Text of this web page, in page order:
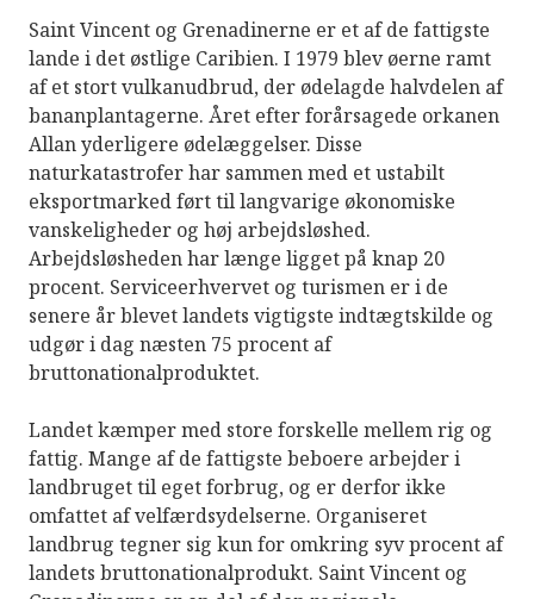
Saint Vincent og Grenadinerne er et af de fattigste
lande i det østlige Caribien. I 1979 blev øerne ramt
af et stort vulkanudbrud, der ødelagde halvdelen af
​​bananplantagerne. Året efter forårsagede orkanen
Allan yderligere ødelæggelser. Disse
naturkatastrofer har sammen med et ustabilt
eksportmarked ført til langvarige økonomiske
vanskeligheder og høj arbejdsløshed.
Arbejdsløsheden har længe ligget på knap 20
procent. Serviceerhvervet og turismen er i de
senere år blevet landets vigtigste indtægtskilde og
udgør i dag næsten 75 procent af
bruttonationalproduktet.
Landet kæmper med store forskelle mellem rig og
fattig. Mange af de fattigste beboere arbejder i
landbruget til eget forbrug, og er derfor ikke
omfattet af velfærdsydelserne. Organiseret
landbrug tegner sig kun for omkring syv procent af
landets bruttonationalprodukt. Saint Vincent og